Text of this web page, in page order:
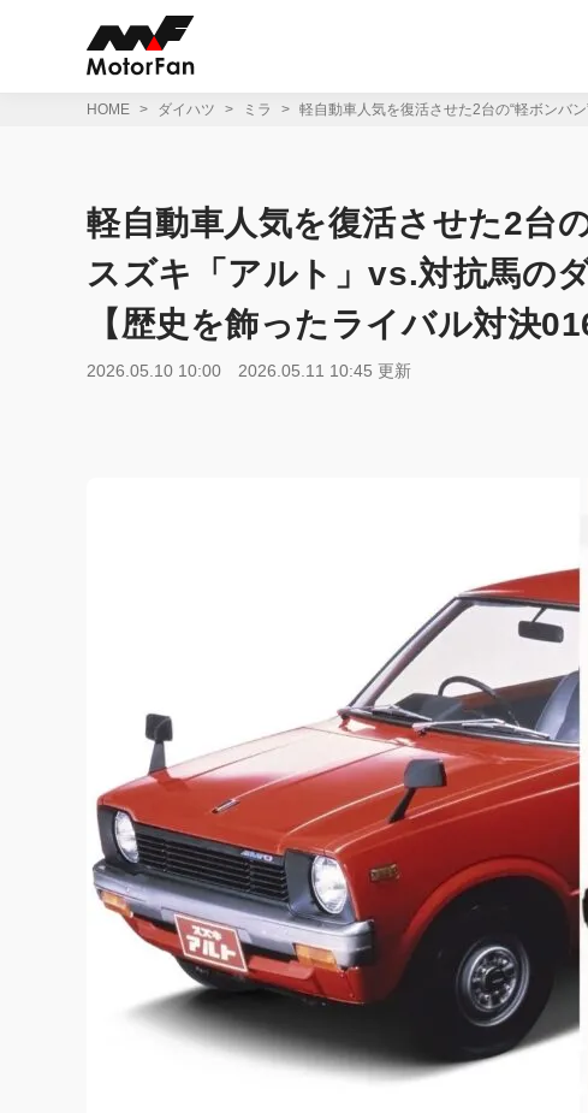
HOME ダイハツ ミラ 軽自動車人気を復活させた2台の“軽ボンバ
軽自動車人気を復活させた2台
スズキ「アルト」vs.対抗馬の
【歴史を飾ったライバル対決
2026.05.10 10:00 2026.05.11 10:45 更新